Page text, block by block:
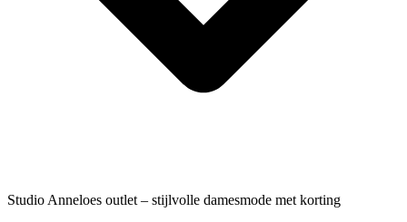
Studio Anneloes outlet – stijlvolle damesmode met korting